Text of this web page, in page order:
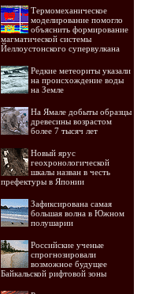
Термомеханическое
моделирование помогло
объяснить формирование
магматической системы
Йеллоустонского супервулкана
Редкие метеориты указали
на происхождение воды
на Земле
На Ямале добыты образцы
древесины возрастом
более 7 тысяч лет
Новый ярус
геохронологической
шкалы назван в честь
префектуры в Японии
Зафиксирована самая
большая волна в Южном
полушарии
Российские ученые
спрогнозировали
возможное будущее
Байкальской рифтовой зоны